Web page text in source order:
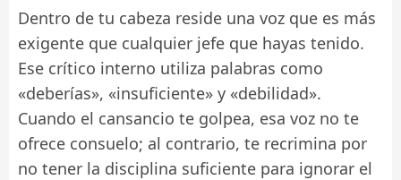
Dentro de tu cabeza reside una voz que es más
exigente que cualquier jefe que hayas tenido.
Ese crítico interno utiliza palabras como
«deberías», «insuficiente» y «debilidad».
Cuando el cansancio te golpea, esa voz no te
ofrece consuelo; al contrario, te recrimina por
no tener la disciplina suficiente para ignorar el